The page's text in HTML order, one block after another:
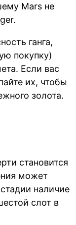
Mars не
ганга,
покупку)
Если вас
их, чтобы
золота.
становится
может
наличие
слот в